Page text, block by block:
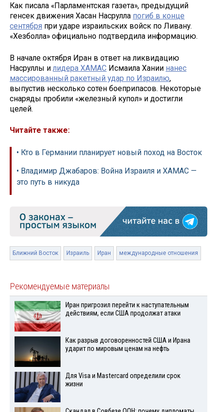
Как писала «Парламентская газета», предыдущий
генсек движения Хасан Насрулла погиб в конце
сентября при ударе израильских войск по Ливану.
«Хезболла» официально подтвердила информацию.
В начале октября Иран в ответ на ликвидацию
Насруллы и лидера ХАМАС Исмаила Хании нанес
массированный ракетный удар по Израилю,
выпустив несколько сотен боеприпасов. Некоторые
снаряды пробили «железный купол» и достигли
целей.
Читайте также:
• Кто в Германии планирует новый поход на Восток
• Владимир Джабаров: Война Израиля и ХАМАС —
это путь в никуда
Ближний Восток Израиль Иран международные отношения
Рекомендуемые материалы
Иран пригрозил перейти к наступательным
действиям, если США продолжат атаки
Как разрыв договоренностей США и Ирана
ударит по мировым ценам на нефть
Для Visа и Mastercard определили срок
жизни